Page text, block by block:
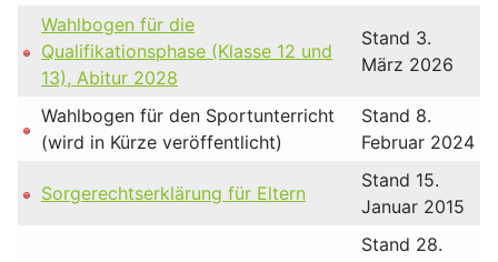
Wahlbogen für die
Qualifikationsphase (Klasse 12 und
13), Abitur 2028
Stand 3.
März 2026
Wahlbogen für den Sportunterricht
(wird in Kürze veröffentlicht)
Stand 8.
Februar 2024
Sorgerechtserklärung für Eltern
Stand 15.
Januar 2015
Stand 28.